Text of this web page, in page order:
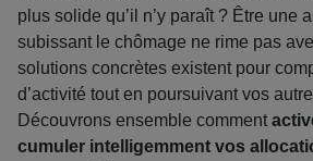
plus solide qu’il n’y paraît ? Être une
subissant le chômage ne rime pas
solutions concrètes existent pour
d’activité tout en poursuivant vos
Découvrons ensemble comment
cumuler intelligemment vos